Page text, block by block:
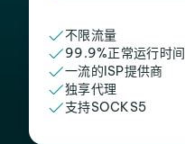
不限流量
99.9%正常运行时间
一流的ISP提供商
独享代理
支持SOCKS5